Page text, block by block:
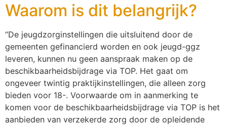
Waarom is dit belangrijk?
“De jeugdzorginstellingen die uitsluitend door de
gemeenten gefinancierd worden en ook jeugd-ggz
leveren, kunnen nu geen aanspraak maken op de
beschikbaarheidsbijdrage via TOP. Het gaat om
ongeveer twintig praktijkinstellingen, die alleen zorg
bieden voor 18-. Voorwaarde om in aanmerking te
komen voor de beschikbaarheidsbijdrage via TOP is het
aanbieden van verzekerde zorg door de opleidende